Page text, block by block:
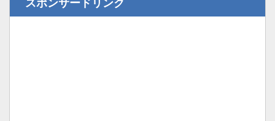
スポンサードリンク